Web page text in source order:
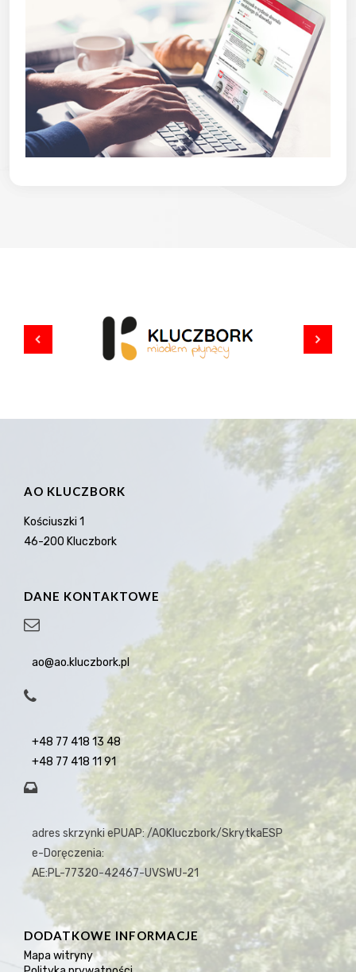
AO KLUCZBORK
Kościuszki 1
46-200 Kluczbork
DANE KONTAKTOWE
ao@ao.kluczbork.pl
+48 77 418 13 48
+48 77 418 11 91
adres skrzynki ePUAP: /AOKluczbork/SkrytkaESP
e-Doręczenia:
AE:PL-77320-42467-UVSWU-21
DODATKOWE INFORMACJE
Mapa witryny